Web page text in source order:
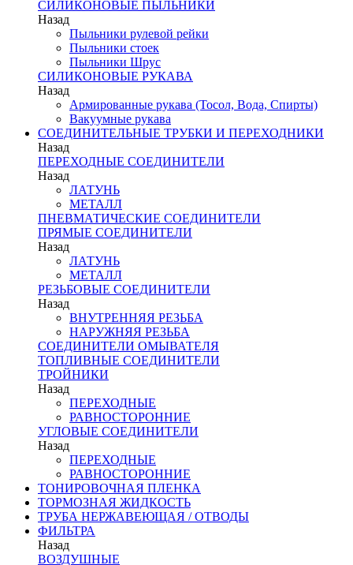
СИЛИКОНОВЫЕ ПЫЛЬНИКИ
Назад
Пыльники рулевой рейки
Пыльники стоек
Пыльники Шрус
СИЛИКОНОВЫЕ РУКАВА
Назад
Армированные рукава (Тосол, Вода, Спирты)
Вакуумные рукава
СОЕДИНИТЕЛЬНЫЕ ТРУБКИ И ПЕРЕХОДНИКИ
Назад
ПЕРЕХОДНЫЕ СОЕДИНИТЕЛИ
Назад
ЛАТУНЬ
МЕТАЛЛ
ПНЕВМАТИЧЕСКИЕ СОЕДИНИТЕЛИ
ПРЯМЫЕ СОЕДИНИТЕЛИ
Назад
ЛАТУНЬ
МЕТАЛЛ
РЕЗЬБОВЫЕ СОЕДИНИТЕЛИ
Назад
ВНУТРЕННЯЯ РЕЗЬБА
НАРУЖНЯЯ РЕЗЬБА
СОЕДИНИТЕЛИ ОМЫВАТЕЛЯ
ТОПЛИВНЫЕ СОЕДИНИТЕЛИ
ТРОЙНИКИ
Назад
ПЕРЕХОДНЫЕ
РАВНОСТОРОННИЕ
УГЛОВЫЕ СОЕДИНИТЕЛИ
Назад
ПЕРЕХОДНЫЕ
РАВНОСТОРОННИЕ
ТОНИРОВОЧНАЯ ПЛЕНКА
ТОРМОЗНАЯ ЖИДКОСТЬ
ТРУБА НЕРЖАВЕЮЩАЯ / ОТВОДЫ
ФИЛЬТРА
Назад
ВОЗДУШНЫЕ